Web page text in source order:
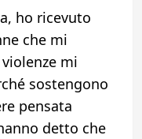
ho ricevuto
che mi
mi
sostengono
pensata
detto che